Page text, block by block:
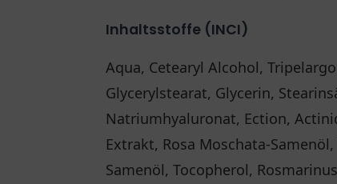
Inhaltsstoffe (INCI)
Aqua, Cetearyl Alcohol,
Glycerylstearat, Glycerin,
Natriumhyaluronat, Ection,
Extrakt, Rosa Moschata-
Samenöl, Tocopherol,